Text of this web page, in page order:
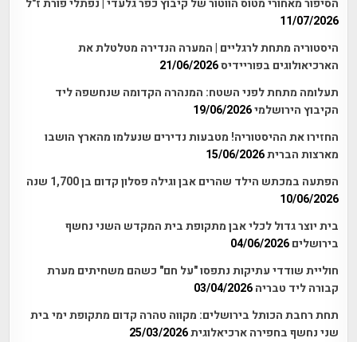
11/07/2026
היסטוריה מתחת לרגליים | המערה הנדירה מטלטלת את
הארכיאולוגים בפוריידיס21/06/2026
תעלומה מתחת לפני השטח: המנהרה הקדומה שנחשפה ליד
הקיבוץ הירושלמי19/06/2026
החזירו את ההיסטוריה! מטבעות נדירים שנעלמו מהארץ הושבו
מארצות הברית15/06/2026
הפתעה במכתש הילד שהרים אבן וגילה פסלון קדום בן 1,700 שנה
10/06/2026
בית יוצר גדול לכלי אבן מתקופת בית המקדש השני נחשף
בירושלים 04/06/2026
חוליית שודדי עתיקות נתפסו "על חם" כשהם משחיתים מערת
קבורה ליד טבריה 03/04/2026
תחת רחבת הכותל בירושלים: מקווה טהרה קדום מתקופת ימי בית
שני נחשף בחפירה ארכיאלוגית25/03/2026